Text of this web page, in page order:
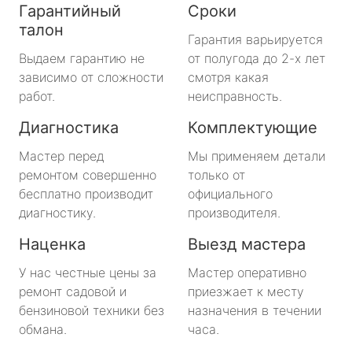
Гарантийный
талон
Выдаем гарантию не
зависимо от сложности
работ.
Сроки
Гарантия варьируется
от полугода до 2-х лет
смотря какая
неисправность.
Диагностика
Мастер перед
ремонтом совершенно
бесплатно производит
диагностику.
Комплектующие
Мы применяем детали
только от
официального
производителя.
Наценка
У нас честные цены за
ремонт садовой и
бензиновой техники без
обмана.
Выезд мастера
Мастер оперативно
приезжает к месту
назначения в течении
часа.